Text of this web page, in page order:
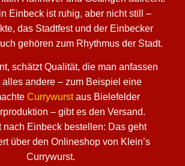
Einbeck ist ruhig, aber nicht still –
das Stadtfest und der Einbecker
gehören zum Rhythmus der Stadt.
schätzt Qualität, die man anfassen
alles andere – zum Beispiel eine
Currywurstaus Bielefelder
– gibt es den Versand.
nach Einbeck bestellen: Das geht
über den Onlineshop von Klein’s
Currywurst.